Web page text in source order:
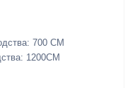
700 СМ
1200СМ